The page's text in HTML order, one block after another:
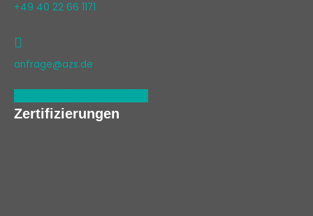
+49 40 22 66 1171
anfrage@azs.de
Zertifizierungen